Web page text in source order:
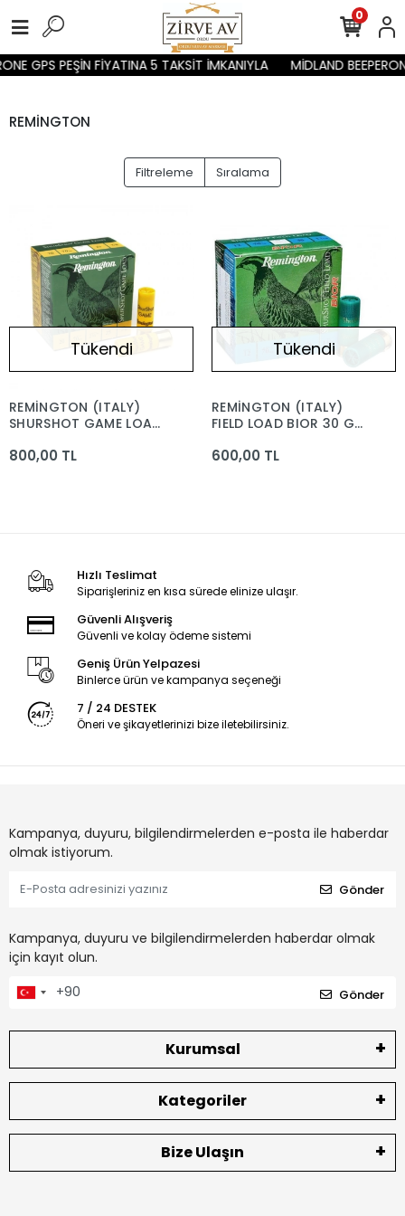
GPS PEŞİN FİYATINA 5 TAKSİT İMKANIYLA MİDLAND
0
REMİNGTON
Filtreleme Sıralama
Tükendi
REMİNGTON (ITALY)
SHURSHOT GAME LOAD
CAL.
800,00 TL
Tükendi
REMİNGTON (ITALY)
FIELD LOAD BIOR 30 GR
NO.
600,00 TL
Hızlı Teslimat
Siparişleriniz en kısa sürede elinize ulaşır.
Güvenli Alışveriş
Güvenli ve kolay ödeme sistemi
Geniş Ürün Yelpazesi
Binlerce ürün ve kampanya seçeneği
7 / 24 DESTEK
Öneri ve şikayetlerinizi bize iletebilirsiniz.
Kampanya, duyuru, bilgilendirmelerden e-posta ile haberdar
olmak istiyorum.
Gönder
Kampanya, duyuru ve bilgilendirmelerden haberdar olmak
için kayıt olun.
Gönder
Kurumsal
Kategoriler
Bize Ulaşın